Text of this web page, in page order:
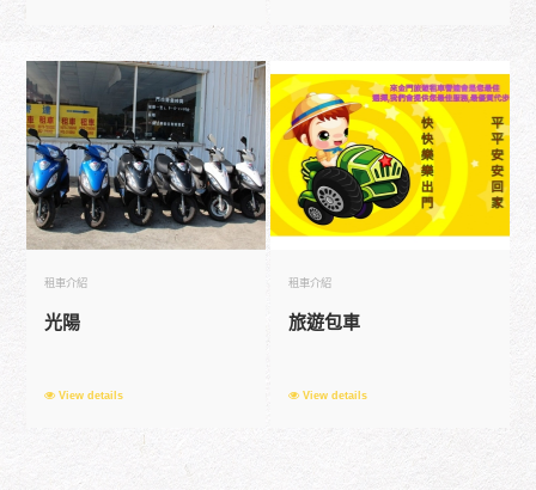
租車介紹
光陽
View details
租車介紹
旅遊包車
View details